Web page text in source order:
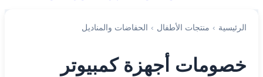
الرئيسية › منتجات الأطفال › الحفاضات والمناديل
خصومات أجهزة كمبيوتر